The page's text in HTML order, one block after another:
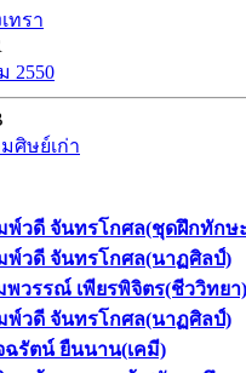
ทรา
2550
ศิษย์เก่า
พ์วดี จันทรโกศล(ชุดฝึกทักษ
พ์วดี จันทรโกศล(นาฏศิลป์)
พวรรณ์ เพียรพิจิตร(ชีววิทยา)
พ์วดี จันทรโกศล(นาฏศิลป์)
ฉรัตน์ ยืนนาน(เคมี)